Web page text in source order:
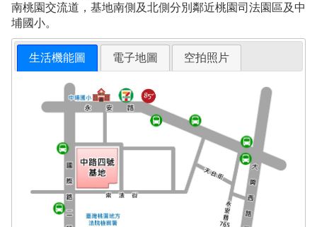
南桃園交流道，基地南側及北側分別鄰近桃園司法園區及中
埔國小。
生活機能圖 電子地圖 空拍照片